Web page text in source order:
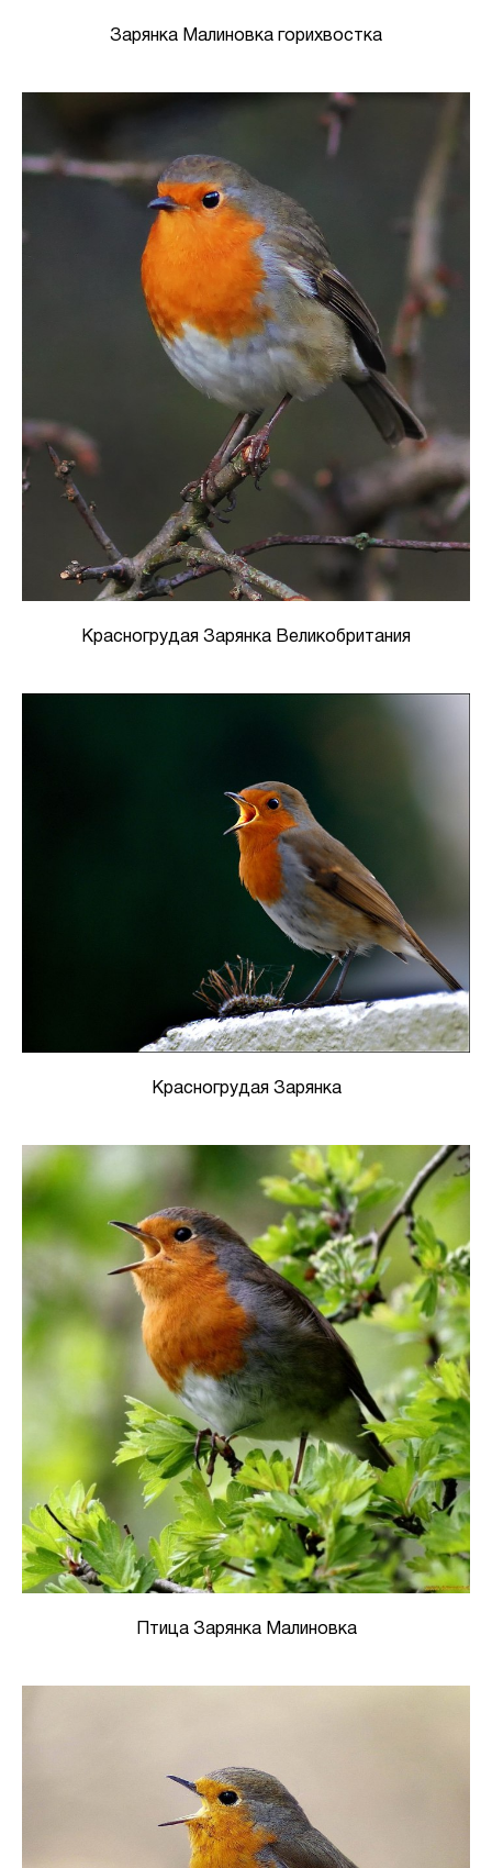
Зарянка Малиновка горихвостка
Красногрудая Зарянка Великобритания
Красногрудая Зарянка
Птица Зарянка Малиновка